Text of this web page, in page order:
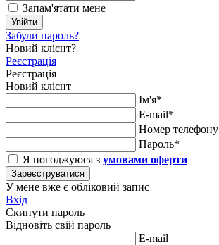
Запам'ятати мене
Увійти
Забули пароль?
Новий клієнт?
Реєстрація
Реєстрація
Новий клієнт
Ім'я*
E-mail*
Номер телефону
Пароль*
Я погоджуюся з умовами оферти
Зареєструватися
У мене вже є обліковий запис
Вхід
Скинути пароль
Відновіть свій пароль
E-mail